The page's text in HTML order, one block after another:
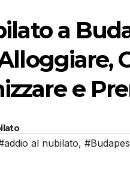
a
e
al nubilato,